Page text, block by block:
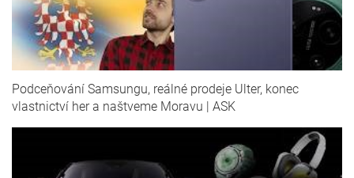
Podceňování Samsungu, reálné prodeje Ulter, konec
vlastnictví her a naštveme Moravu | ASK